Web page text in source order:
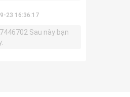
23 16:36:17
Sau này bạn